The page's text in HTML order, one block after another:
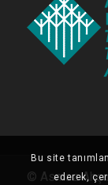
© Asmaz
Bu site
ederek,